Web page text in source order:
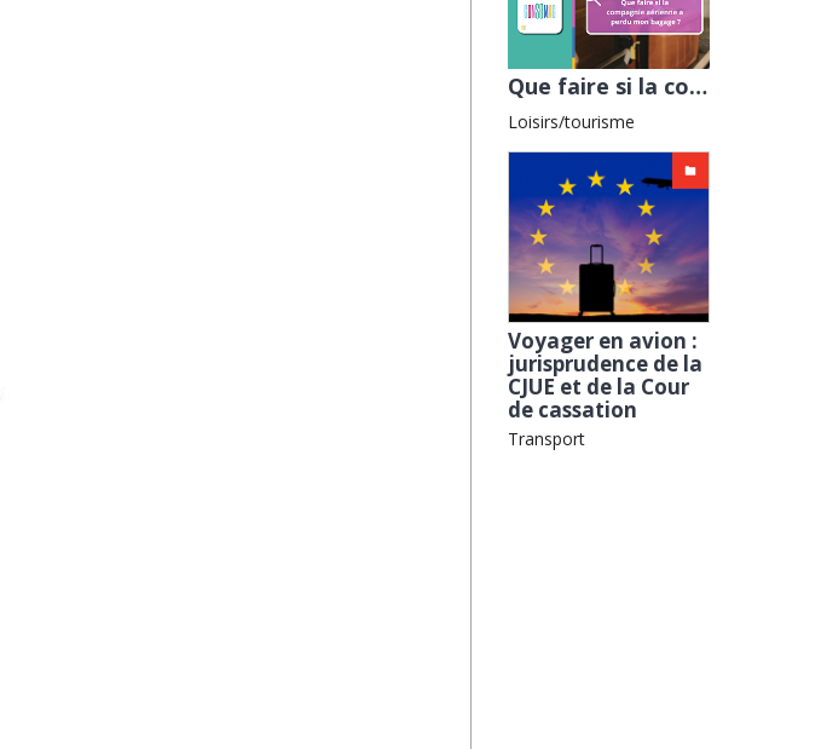
Que faire si la compagnie aérienne a perdu mon bagage ? avec l'ADEIC
Loisirs/tourisme
Voyager en avion :
jurisprudence de la
CJUE et de la Cour
de cassation
Transport